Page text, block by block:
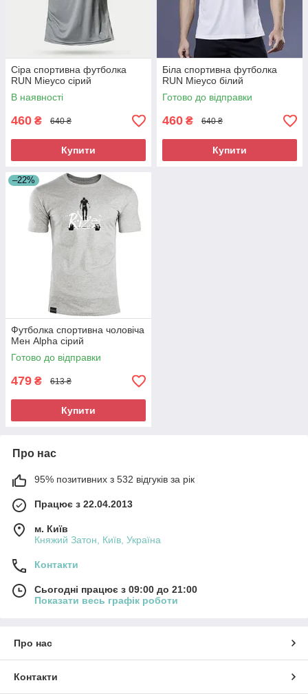
Сіра спортивна футболка
RUN Mieyco сірий
В наявності
460 ₴ 640 ₴
Купити
Біла спортивна футболка
RUN Mieyco білий
Готово до відправки
460 ₴ 640 ₴
Купити
–22%
Футболка спортивна чоловіча
Мен Alpha сірий
Готово до відправки
479 ₴ 613 ₴
Купити
Про нас
95% позитивних з 532 відгуків за рік
Працює з 22.04.2013
м. Київ
Княжий Затон, Київ, Україна
Контакти
Сьогодні працює з 09:00 до 21:00
Показати весь графік роботи
Про нас
Контакти